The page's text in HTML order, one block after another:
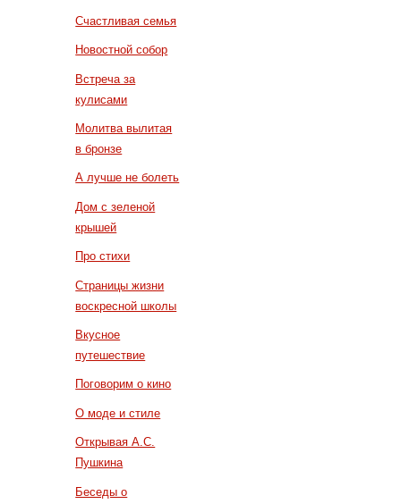
Счастливая семья
Новостной собор
Встреча за
кулисами
Молитва вылитая
в бронзе
А лучше не болеть
Дом с зеленой
крышей
Про стихи
Страницы жизни
воскресной школы
Вкусное
путешествие
Поговорим о кино
О моде и стиле
Открывая А.С.
Пушкина
Беседы о